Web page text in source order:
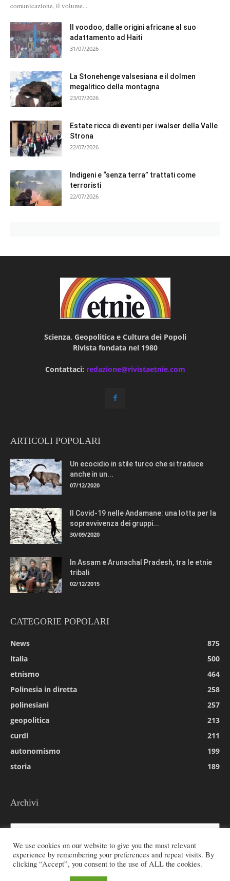
comunicazione, il volume...
Il voodoo, dalle origini africane al suo
adattamento ad Haiti
31/07/2026
La Stonehenge valsesiana e il dolmen
megalitico della montagna
23/07/2026
Estate ricca di eventi per i walser della Valle
Strona
22/07/2026
Indigeni e “senza terra” trattati come
terroristi
22/07/2026
Scienza, Geopolitica e Cultura dei Popoli
Rivista fondata nel 1980
Contattaci: redazione@rivistaetnie.com
ARTICOLI POPOLARI
Un ecocidio in stile turco che si traduce
anche in un...
07/12/2020
Il Covid-19 nelle Andamane: una lotta per la
sopravvivenza dei gruppi...
30/09/2020
In Assam e Arunachal Pradesh, tra le etnie
tribali
02/12/2015
CATEGORIE POPOLARI
News
875
italia
500
etnismo
464
Polinesia in diretta
258
polinesiani
257
geopolitica
213
curdi
211
autonomismo
199
storia
189
Archivi
Archivi
We use cookies on our website to give you the most relevant
experience by remembering your preferences and repeat visits. By
clicking “Accept”, you consent to the use of ALL the cookies.